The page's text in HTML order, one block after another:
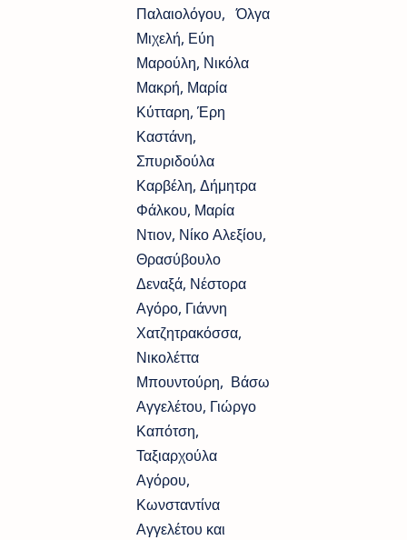
Παλαιολόγου, Όλγα
Μιχελή, Εύη
Μαρούλη, Νικόλα
Μακρή, Μαρία
Κύτταρη, Έρη
Καστάνη,
Σπυριδούλα
Καρβέλη, Δήμητρα
Φάλκου, Μαρία
Ντιον, Νίκο Αλεξίου,
Θρασύβουλο
Δεναξά, Νέστορα
Αγόρο, Γιάννη
Χατζητρακόσσα,
Νικολέττα
Μπουντούρη, Βάσω
Αγγελέτου, Γιώργο
Καπότση,
Ταξιαρχούλα
Αγόρου,
Κωνσταντίνα
Αγγελέτου και